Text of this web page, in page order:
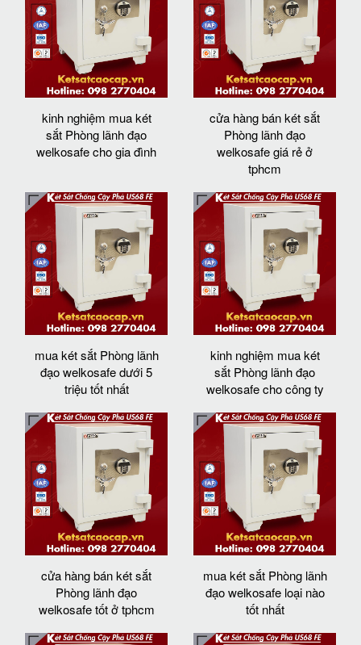
kinh nghiệm mua két
sắt Phòng lãnh đạo
welkosafe cho gia đình
cửa hàng bán két sắt
Phòng lãnh đạo
welkosafe giá rẻ ở
tphcm
mua két sắt Phòng lãnh
đạo welkosafe dưới 5
triệu tốt nhất
kinh nghiệm mua két
sắt Phòng lãnh đạo
welkosafe cho công ty
cửa hàng bán két sắt
Phòng lãnh đạo
welkosafe tốt ở tphcm
mua két sắt Phòng lãnh
đạo welkosafe loại nào
tốt nhất